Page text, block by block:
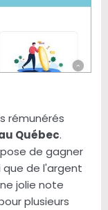
rémunérés
Québec.
de gagner
que de l'argent
jolie note
plusieurs